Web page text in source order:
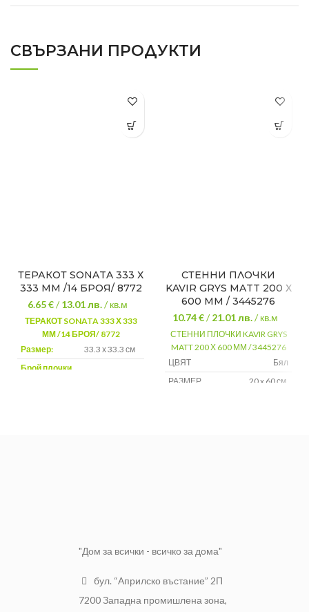
СВЪРЗАНИ ПРОДУКТИ
ТЕРАКОТ SONATA 333 Х
333 ММ /14 БРОЯ/ 8772
6.65 €/13.01лв. / кв.м
ТЕРАКОТ SONATA 333 Х 333
ММ /14 БРОЯ/ 8772
Размер:
33.3 х 33.3 см
Брой плочки
СТЕННИ ПЛОЧКИ
KAVIR GRYS MATT 200 Х
600 ММ / 3445276
10.74 €/21.01лв. / кв.м
СТЕННИ ПЛОЧКИ KAVIR GRYS
MATT 200 Х 600 ММ / 3445276
ЦВЯТ
Бял
РАЗМЕР
20 x 60 см.
"Дом за всички - всичко за дома"
бул. “Априлско въстание” 2П
7200 Западна промишлена зона,